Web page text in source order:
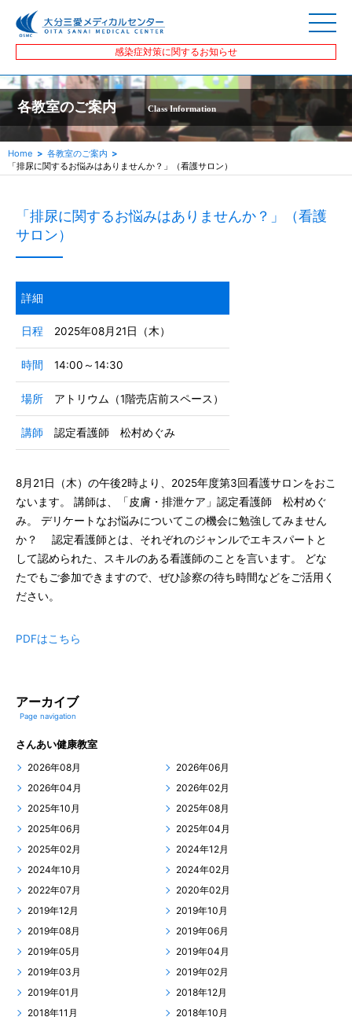
感染症対策に関するお知らせ
各教室のご案内 Class Information
Home
各教室のご案内
「排尿に関するお悩みはありませんか？」（看護サロン）
「排尿に関するお悩みはありませんか？」（看護
サロン）
詳細
日程 2025年08月21日（木）
時間 14:00～14:30
場所 アトリウム（1階売店前スペース）
講師 認定看護師 松村めぐみ
8月21日（木）の午後2時より、2025年度第3回看護サロンをおこ
ないます。 講師は、「皮膚・排泄ケア」認定看護師 松村めぐ
み。 デリケートなお悩みについてこの機会に勉強してみません
か？ 認定看護師とは、それぞれのジャンルでエキスパートと
して認められた、スキルのある看護師のことを言います。 どな
たでもご参加できますので、ぜひ診察の待ち時間などをご活用く
ださい。
PDFはこちら
アーカイブ
Page navigation
さんあい健康教室
2026年08月
2026年06月
2026年04月
2026年02月
2025年10月
2025年08月
2025年06月
2025年04月
2025年02月
2024年12月
2024年10月
2024年02月
2022年07月
2020年02月
2019年12月
2019年10月
2019年08月
2019年06月
2019年05月
2019年04月
2019年03月
2019年02月
2019年01月
2018年12月
2018年11月
2018年10月